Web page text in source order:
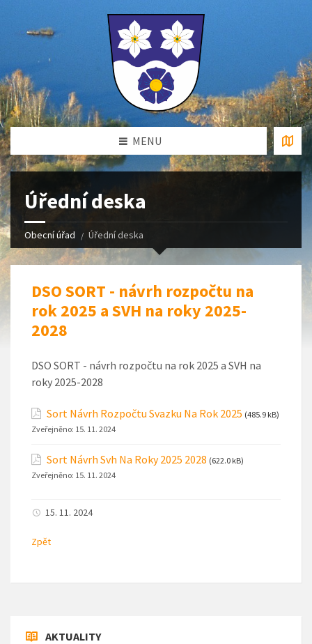
MENU
Úřední deska
Obecní úřad Úřední deska
DSO SORT - návrh rozpočtu na
rok 2025 a SVH na roky 2025-
2028
DSO SORT - návrh rozpočtu na rok 2025 a SVH na
roky 2025-2028
Sort Návrh Rozpočtu Svazku Na Rok 2025 (485.9 kB)
Zveřejněno: 15. 11. 2024
Sort Návrh Svh Na Roky 2025 2028 (622.0 kB)
Zveřejněno: 15. 11. 2024
15. 11. 2024
Zpět
AKTUALITY